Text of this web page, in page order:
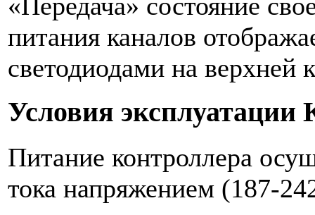
питания каналов
светодиодами на верхней
Условия эксплуатации
Питание контроллера
тока напряжением (187-